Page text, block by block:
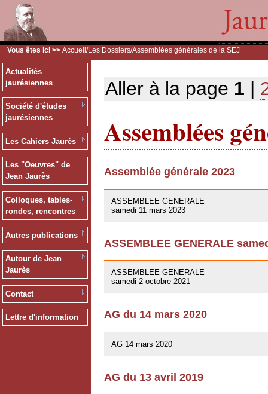
Vous êtes ici >> Accueil /Les Dossiers/Assemblées générales de la SEJ
Actualités
jaurésiennes
Société d'études
jaurésiennes
Les Cahiers Jaurès
Les "Oeuvres" de
Jean Jaurès
Colloques, tables-
rondes, rencontres
Autres publications
Autour de Jean
Jaurès
Contact
Lettre d'information
Aller à la page 1 |
Assemblées
Assemblée générale 2023
ASSEMBLEE GENERALE
samedi 11 mars 2023
ASSEMBLEE GENERALE
ASSEMBLEE GENERALE
samedi 2 octobre 2021
AG du 14 mars 2020
AG 14 mars 2020
AG du 13 avril 2019